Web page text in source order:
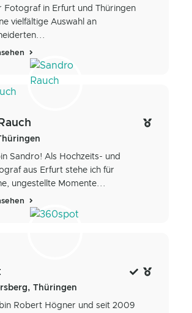
Fotograf in Erfurt und Thüringen
vielfältige Auswahl an
Sandro! Als Hochzeits- und
aus Erfurt stehe ich für
ungestellte Momente...
Thüringen
Robert Högner und seit 2009